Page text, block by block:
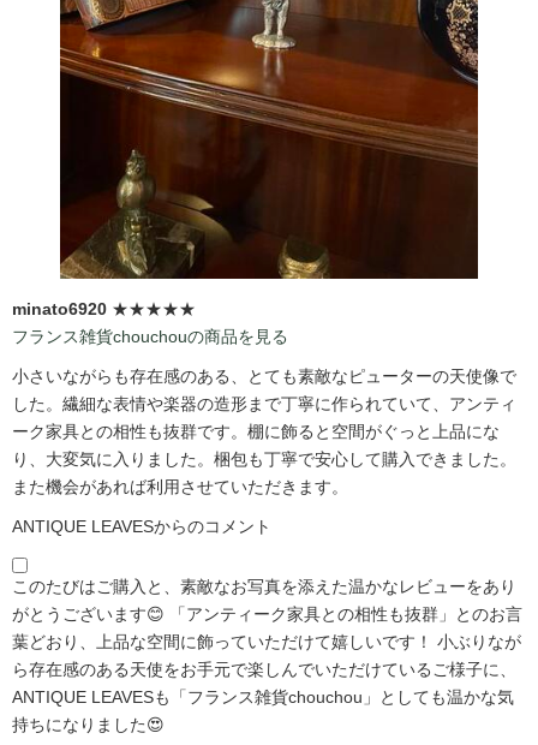
minato6920 ★★★★★
フランス雑貨chouchouの商品を見る
小さいながらも存在感のある、とても素敵なピューターの天使像で
した。繊細な表情や楽器の造形まで丁寧に作られていて、アンティ
ーク家具との相性も抜群です。棚に飾ると空間がぐっと上品にな
り、大変気に入りました。梱包も丁寧で安心して購入できました。
また機会があれば利用させていただきます。
ANTIQUE LEAVESからのコメント
このたびはご購入と、素敵なお写真を添えた温かなレビューをあり
がとうございます😊 「アンティーク家具との相性も抜群」とのお言
葉どおり、上品な空間に飾っていただけて嬉しいです！ 小ぶりなが
ら存在感のある天使をお手元で楽しんでいただけているご様子に、
ANTIQUE LEAVESも「フランス雑貨chouchou」としても温かな気
持ちになりました😍